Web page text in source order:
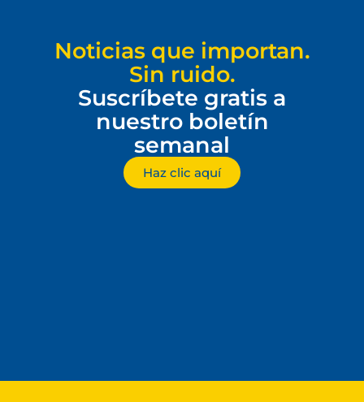
Noticias que importan.
Sin ruido.
Suscríbete gratis a
nuestro boletín
semanal
Haz clic aquí